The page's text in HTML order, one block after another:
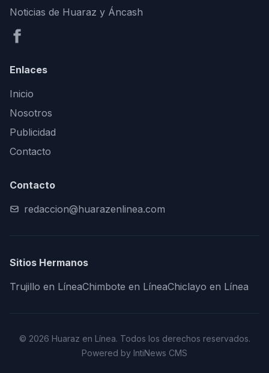
Noticias de Huaraz y Áncash
Enlaces
Inicio
Nosotros
Publicidad
Contacto
Contacto
redaccion@huarazenlinea.com
Sitios Hermanos
Trujillo en LíneaChimbote en LíneaChiclayo en Línea
© 2026 Huaraz en Línea. Todos los derechos reservados.
Powered by IntiNews CMS